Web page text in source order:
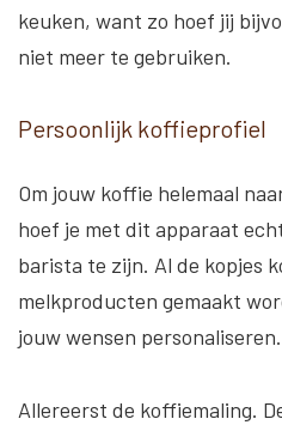
keuken, want zo hoef jij
niet meer te gebruiken.
Persoonlijk koffieprofiel
Om jouw koffie helemaal
hoef je met dit apparaat
barista te zijn. Al de kopjes
melkproducten gemaakt
jouw wensen personaliseren.
Allereerst de koffiemaling.